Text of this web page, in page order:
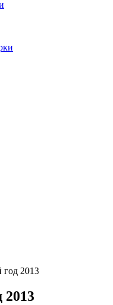
2013
2013